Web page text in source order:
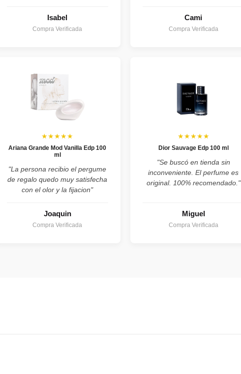
Isabel
Compra Verificada
Cami
Compra Verificada
★★★★★
Ariana Grande Mod Vanilla Edp 100
ml
"La persona recibio el pergume
de regalo quedo muy satisfecha
con el olor y la fijacion"
Joaquin
Compra Verificada
★★★★★
Dior Sauvage Edp 100 ml
"Se buscó en tienda sin
inconveniente. El perfume es
original. 100% recomendado."
Miguel
Compra Verificada